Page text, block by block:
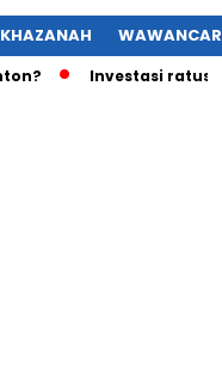
KHAZANAH
Investasi ratusan